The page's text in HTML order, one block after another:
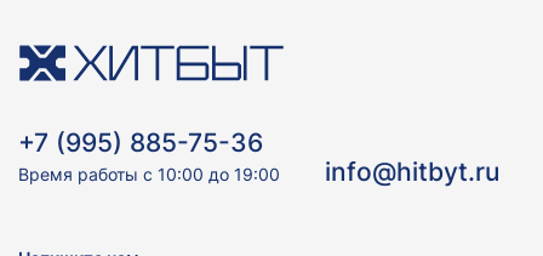
+7 (995) 885-75-36
Время работы с 10:00 до 19:00 info@hitbyt.ru